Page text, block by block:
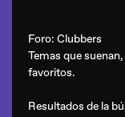
Foro: Clubbers
Temas que
favoritos.
Resultados de la